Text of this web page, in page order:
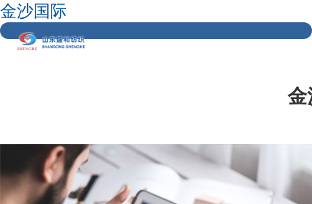
金沙国际
金